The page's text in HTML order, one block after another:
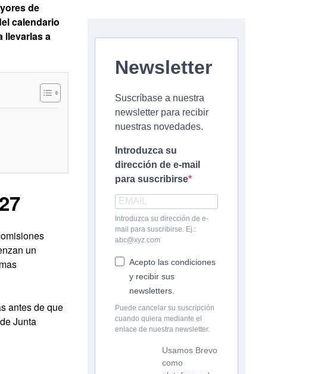
de
calendario
llevarlas a
un
antes de que
Junta
Newsletter
Suscríbase a nuestra
newsletter para recibir
nuestras novedades.
Introduzca su
dirección de e-mail
para suscribirse
Introduzca su dirección de e-
mail para suscribirse. Ej.:
abc@xyz.com
Acepto las condiciones
y recibir sus
newsletters.
Puede cancelar su suscripción
cuando quiera mediante el
enlace de nuestra newsletter.
Usamos Brevo
como